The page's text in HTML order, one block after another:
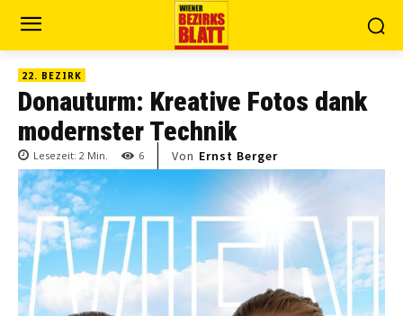
22. BEZIRK
Donauturm: Kreative Fotos dank
modernster Technik
Lesezeit: 2 Min. 6 Von Ernst Berger